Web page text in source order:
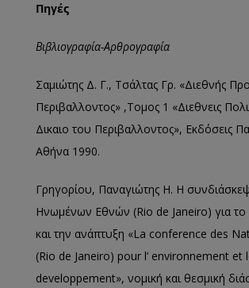
Πηγές
Βιβλιογραφία-Αρθρογραφία
Σαμιώτης Δ. Γ., Τσάλτας Γρ. «Διεθνής
Περιβαλλοντος» ,Τομος 1 «Διεθνεις
Δικαιο του Περιβαλλοντος», Εκδόσεις
Αθήνα 1990.
Γρηγορίου, Παναγιώτης Η. Η
Ηνωμένων Εθνών (Rio de Janeiro) για το
και την ανάπτυξη «La conference des
(Rio de Janeiro) pour l’ environnement et
developpement», νομική και θεσμική